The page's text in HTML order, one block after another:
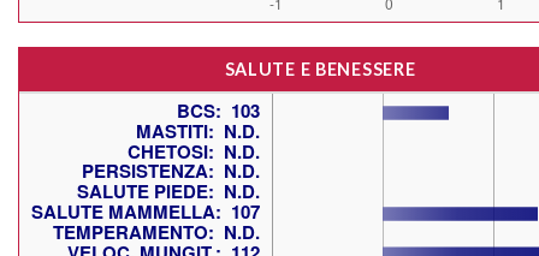
SALUTE E BENESSERE